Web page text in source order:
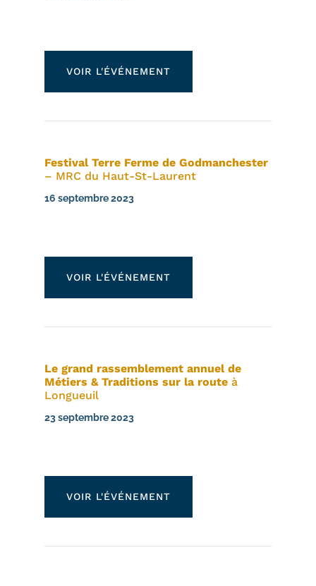
VOIR L'ÉVÉNEMENT
Festival Terre Ferme de Godmanchester
– MRC du Haut-St-Laurent
16 septembre 2023
VOIR L'ÉVÉNEMENT
Le grand rassemblement annuel de
Métiers & Traditions sur la routeà
Longueuil
23 septembre 2023
VOIR L'ÉVÉNEMENT